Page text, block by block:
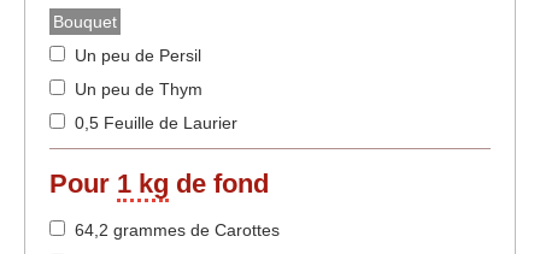
Bouquet
Un peu de Persil
Un peu de Thym
0,5 Feuille de Laurier
Pour 1 kg de fond
64,2 grammes de Carottes